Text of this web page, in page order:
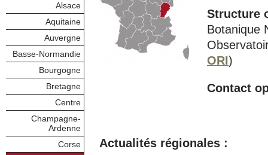
Alsace
Aquitaine
Auvergne
Basse-Normandie
Bourgogne
Bretagne
Centre
Champagne-
Ardenne
Corse
Structure
Botanique
ORI)
Contact
Actualités régionales :